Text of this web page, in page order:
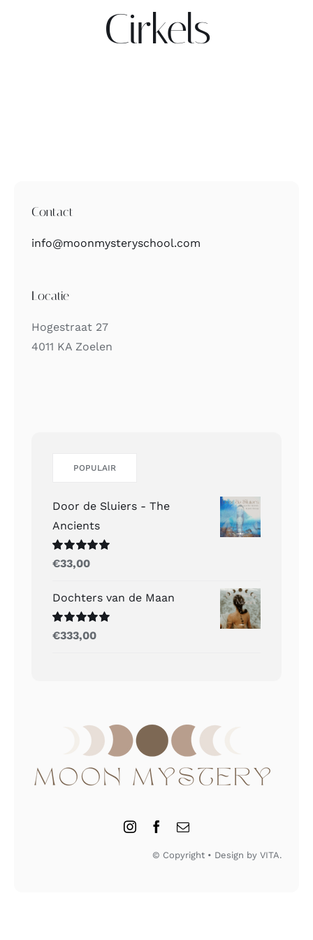
Contact
Cirkels
Contact
info@moonmysteryschool.com
Locatie
Hogestraat 27
4011 KA Zoelen
POPULAIR
Door de Sluiers - The
Ancients
Gewaardeerd
uit 5
€33,00
Dochters van de Maan
Gewaardeerd
uit 5
€333,00
© Copyright • Design by VITA.